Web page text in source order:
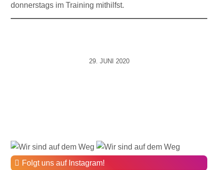
donnerstags im Training mithilfst.
29. JUNI 2020
Folgt uns auf Instagram!